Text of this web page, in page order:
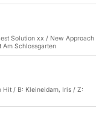
Solution xx / New Approach
Schlossgarten
Hit / B: Kleineidam, Iris / Z: